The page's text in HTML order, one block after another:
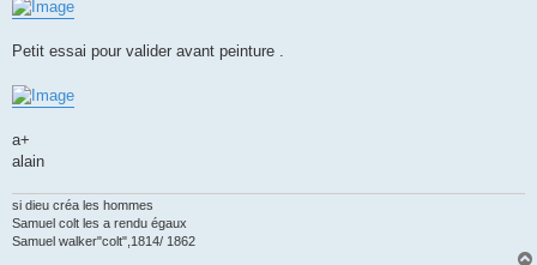
Petit essai pour valider avant peinture .
a+
alain
si dieu créa les hommes
Samuel colt les a rendu égaux
Samuel walker"colt",1814/ 1862